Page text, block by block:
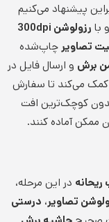
پیشنهاد می‌کنیم
و با رزولوشن 300dpi
تصاویرچاپ‌شده
برش و ارسال فایل در
کمک می‌کند تا سفارش
کوچک‌ترین افت
ممکن آماده کنند.
در این مرحله،
تصاویر، درستی